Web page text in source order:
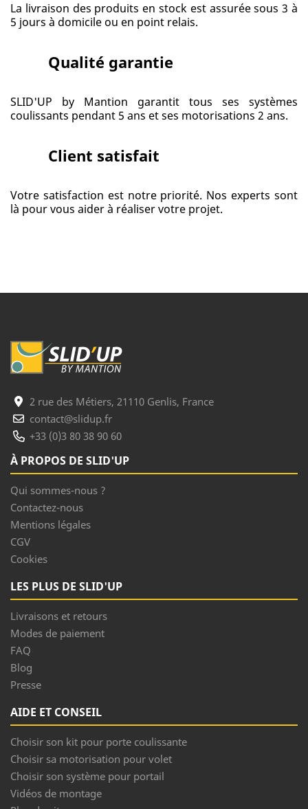
La livraison des produits en stock est assurée sous 3 à
5 jours à domicile ou en point relais.
Qualité garantie
SLID'UP by Mantion garantit tous ses systèmes
coulissants pendant 5 ans et ses motorisations 2 ans.
Client satisfait
Votre satisfaction est notre priorité. Nos experts sont
là pour vous aider à réaliser votre projet.
2 rue des Métiers, 21110 Genlis, France
contact@slidup.fr
+33 (0)3 80 38 90 60
À PROPOS DE SLID'UP
Qui sommes-nous ?
Contactez-nous
Mentions légales
CGV
Cookies
LES PLUS DE SLID'UP
Livraisons et retours
Modes de paiement
FAQ
Blog
Presse
AIDE ET CONSEIL
Choisir son kit pour porte coulissante
Choisir sa motorisation pour volet
Choisir son système pour portail
Vidéos de montage